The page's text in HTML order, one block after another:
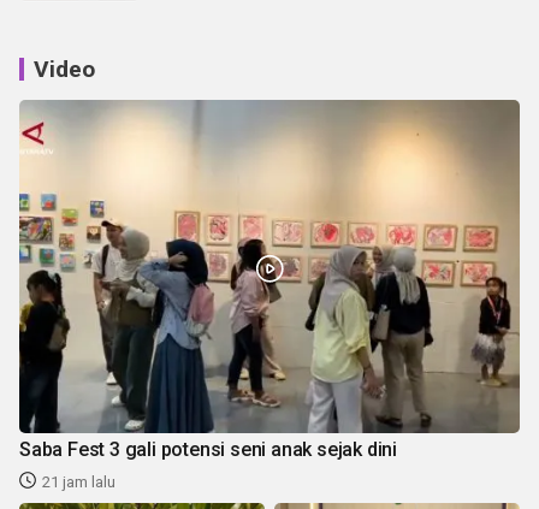
Video
Saba Fest 3 gali potensi seni anak sejak dini
21 jam lalu